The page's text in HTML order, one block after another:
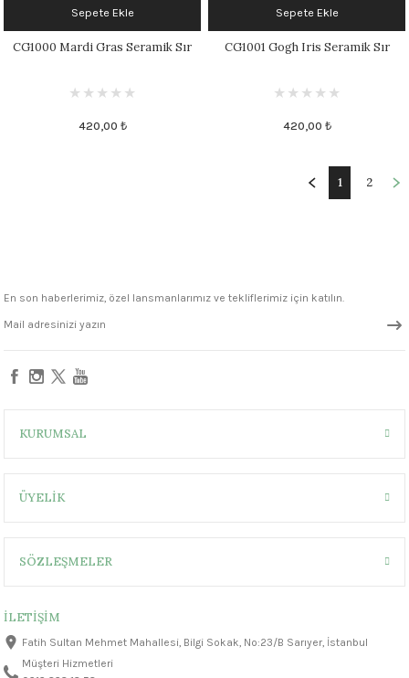
Sepete Ekle
CG1000 Mardi Gras Seramik Sır
420,00 ₺
Sepete Ekle
CG1001 Gogh Iris Seramik Sır
420,00 ₺
1 2
En son haberlerimiz, özel lansmanlarımız ve tekliflerimiz için katılın.
KURUMSAL
ÜYELİK
SÖZLEŞMELER
İLETİŞİM
Fatih Sultan Mehmet Mahallesi, Bilgi Sokak, No:23/B Sarıyer, İstanbul
Müşteri Hizmetleri